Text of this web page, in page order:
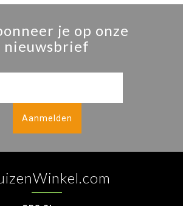
je op onze
nieuwsbrief
Aanmelden